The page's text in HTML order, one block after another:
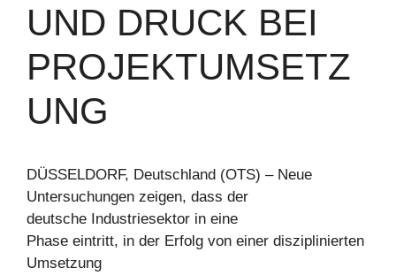
UND DRUCK BEI
PROJEKTUMSETZ
UNG
DÜSSELDORF, Deutschland (OTS) – Neue
Untersuchungen zeigen, dass der
deutsche Industriesektor in eine
Phase eintritt, in der Erfolg von einer disziplinierten
Umsetzung